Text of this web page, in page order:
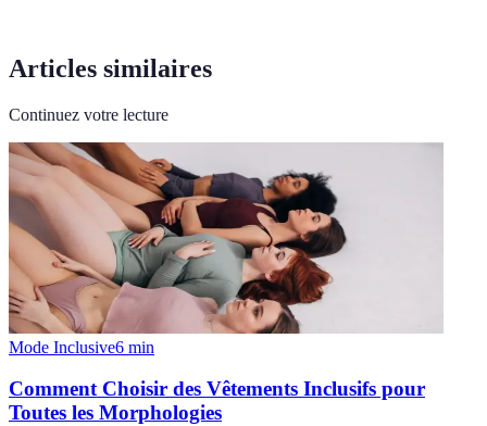
Articles similaires
Continuez votre lecture
Mode Inclusive6 min
Comment Choisir des Vêtements Inclusifs pour
Toutes les Morphologies